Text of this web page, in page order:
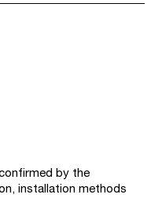
by the
installation methods